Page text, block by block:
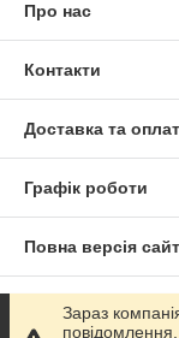
Про нас
Контакти
Доставка та
Графік роботи
Повна версія
Сайт створено на
Зараз
повідомлення,